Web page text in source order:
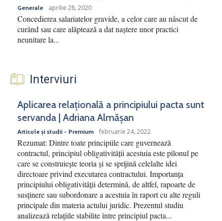
Generale aprilie 28, 2020
Concedierea salariatelor gravide, a celor care au născut de
curând sau care alăptează a dat naștere unor practici
neunitare la...
Interviuri
Aplicarea relațională a principiului pacta sunt
servanda | Adriana Almășan
Articole și studii - Premium februarie 24, 2022
Rezumat: Dintre toate principiile care guvernează
contractul, principiul obligativității acestuia este pilonul pe
care se construiește teoria și se sprijină celelalte idei
directoare privind executarea contractului. Importanța
principiului obligativității determină, de altfel, rapoarte de
susținere sau subordonare a acestuia în raport cu alte reguli
principale din materia actului juridic. Prezentul studiu
analizează relațiile stabilite între principiul pacta...